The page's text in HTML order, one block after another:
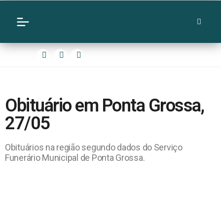
Obituário em Ponta Grossa,
27/05
Obituários na região segundo dados do Serviço
Funerário Municipal de Ponta Grossa.